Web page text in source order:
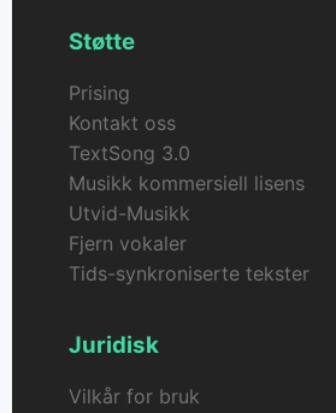
Støtte
Prising
Kontakt oss
TextSong 3.0
Musikk kommersiell lisens
Utvid-Musikk
Fjern vokaler
Tids-synkroniserte tekster
Juridisk
Vilkår for bruk